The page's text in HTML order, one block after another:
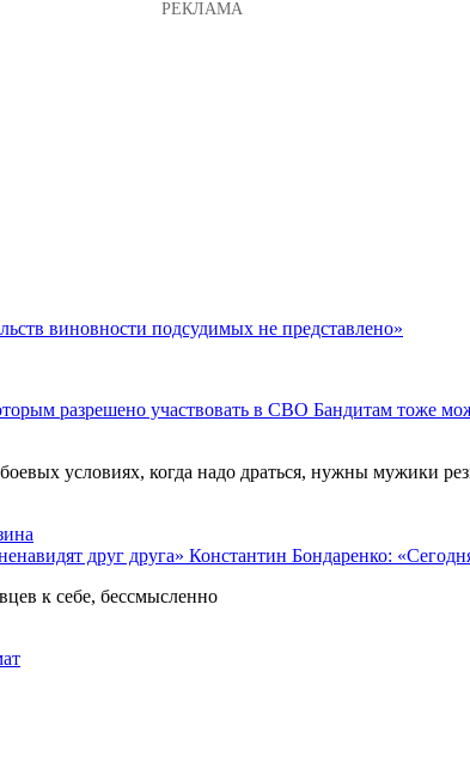
виновности подсудимых не представлено»
Бандитам тоже
условиях, когда надо драться, нужны мужики
Константин Бондаренко:
к себе, бессмысленно